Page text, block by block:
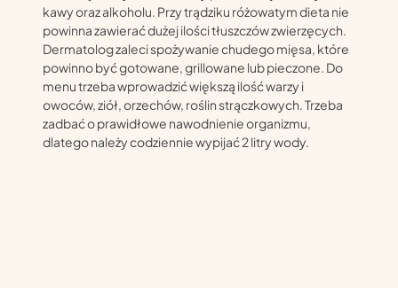
kawy oraz alkoholu. Przy trądziku różowatym dieta nie
powinna zawierać dużej ilości tłuszczów zwierzęcych.
Dermatolog zaleci spożywanie chudego mięsa, które
powinno być gotowane, grillowane lub pieczone. Do
menu trzeba wprowadzić większą ilość warzy i
owoców, ziół, orzechów, roślin strączkowych. Trzeba
zadbać o prawidłowe nawodnienie organizmu,
dlatego należy codziennie wypijać 2 litry wody.